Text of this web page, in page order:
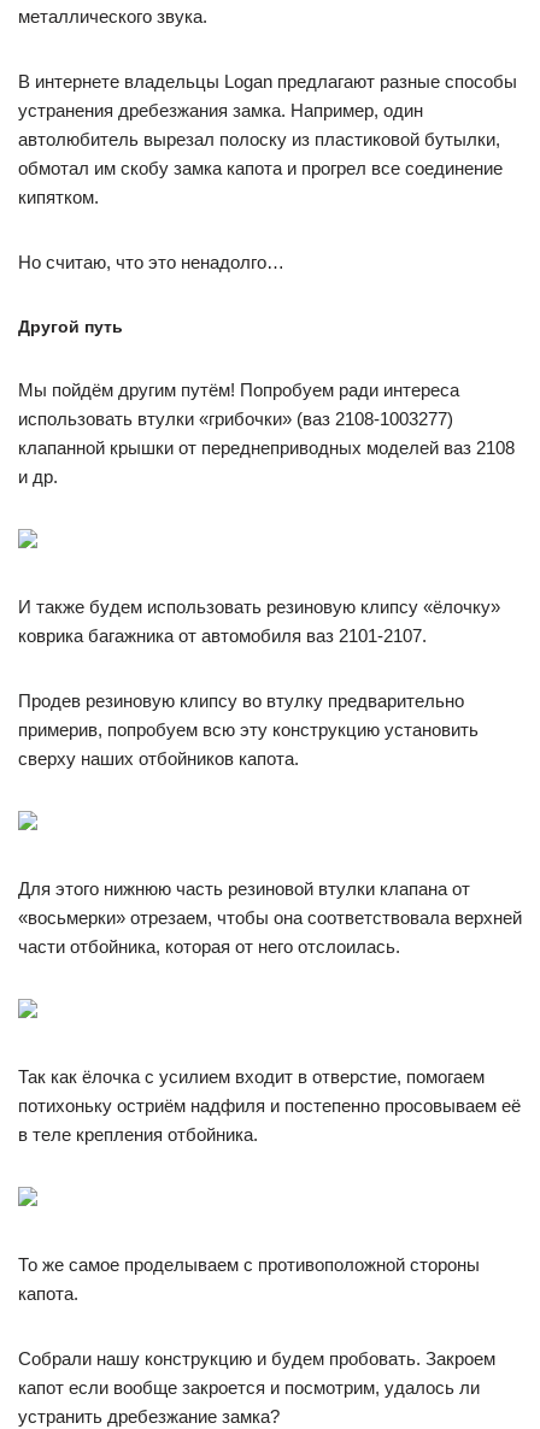
металлического звука.
В интернете владельцы Logan предлагают разные способы
устранения дребезжания замка. Например, один
автолюбитель вырезал полоску из пластиковой бутылки,
обмотал им скобу замка капота и прогрел все соединение
кипятком.
Но считаю, что это ненадолго…
Другой путь
Мы пойдём другим путём! Попробуем ради интереса
использовать втулки «грибочки» (ваз 2108-1003277)
клапанной крышки от переднеприводных моделей ваз 2108
и др.
И также будем использовать резиновую клипсу «ёлочку»
коврика багажника от автомобиля ваз 2101-2107.
Продев резиновую клипсу во втулку предварительно
примерив, попробуем всю эту конструкцию установить
сверху наших отбойников капота.
Для этого нижнюю часть резиновой втулки клапана от
«восьмерки» отрезаем, чтобы она соответствовала верхней
части отбойника, которая от него отслоилась.
Так как ёлочка с усилием входит в отверстие, помогаем
потихоньку остриём надфиля и постепенно просовываем её
в теле крепления отбойника.
То же самое проделываем с противоположной стороны
капота.
Собрали нашу конструкцию и будем пробовать. Закроем
капот если вообще закроется и посмотрим, удалось ли
устранить дребезжание замка?